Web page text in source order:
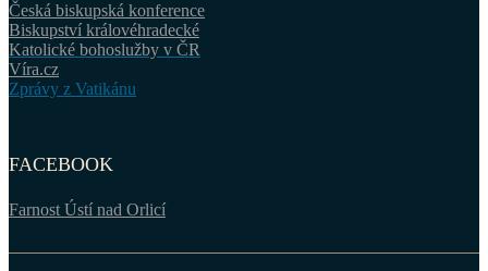
Česká biskupská konference
Biskupství královéhradecké
Katolické bohoslužby v ČR
Víra.cz
Zprávy z Vatikánu
FACEBOOK
Farnost Ústí nad Orlicí